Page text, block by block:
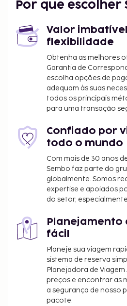
km/18 mi
Daxing) - 53,2 km/33,1 mi
Uma receção aberta 24 horas
bagagem estão entre o leque
oferecidas por Este hotel. A classificação do
alojamento, fornecida pelo
classificação, tem por base o
as comodidades e os serviços.
Apenas é permitido o
clientes registados.
Por que escolher
Valor
flexibilidade
Obtenha as melhores
Garantia de
escolha opções de
adequam às suas
todos os principais
para uma transação
Confiado por
todo o mundo
Com mais de 30 anos
Sembo faz parte do
globalmente. Somos
expertise e apoiados
do setor,
Planejamento
fácil
Planeje sua viagem
sistema de reserva
Planejadora de
preços e encontrar as
a segurança de nosso
pacote.